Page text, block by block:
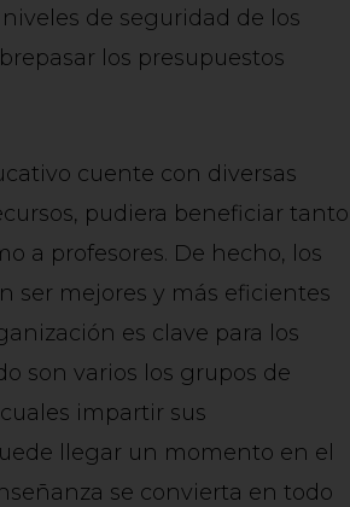
de seguridad de los
los presupuestos
cuente con diversas
pudiera beneficiar tanto
a profesores. De hecho, los
ser mejores y más eficientes
es clave para los
son varios los grupos de
impartir sus
llegar un momento en el
se convierta en todo